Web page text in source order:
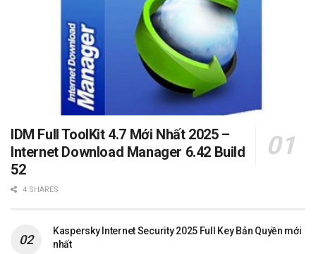
IDM Full ToolKit 4.7 Mới Nhất 2025 –
Internet Download Manager 6.42 Build
52
4 SHARES
Kaspersky Internet Security 2025 Full Key Bản Quyền mới
nhất